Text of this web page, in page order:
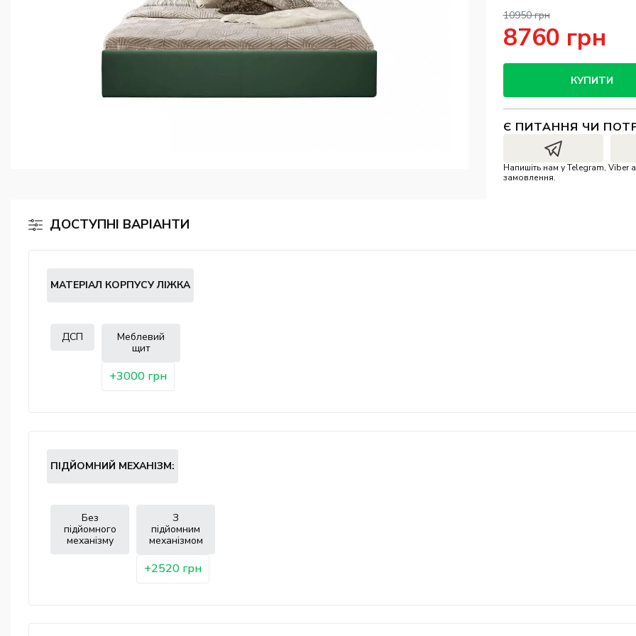
10950 грн
8760 грн
КУПИТИ
Є ПИТАННЯ ЧИ
Напишіть нам у Telegram,
замовлення.
ДОСТУПНІ ВАРІАНТИ
МАТЕРІАЛ КОРПУСУ ЛІЖКА
ДСП
Меблевий
щит
+3000 грн
ПІДЙОМНИЙ МЕХАНІЗМ:
Без
підйомного
механізму
З
підйомним
механізмом
+2520 грн